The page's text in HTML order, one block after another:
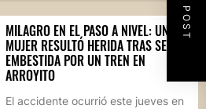
MILAGRO EN EL PASO A NIVEL: UNA
MUJER RESULTÓ HERIDA TRAS SER
EMBESTIDA POR UN TREN EN
ARROYITO
El accidente ocurrió este jueves en